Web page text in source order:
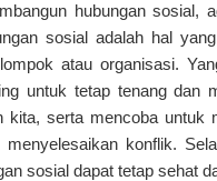
hubungan sosial,
sosial adalah hal
atau organisasi.
untuk tetap tenang dan
kita, serta mencoba untuk
menyelesaikan konflik.
sosial dapat tetap sehat